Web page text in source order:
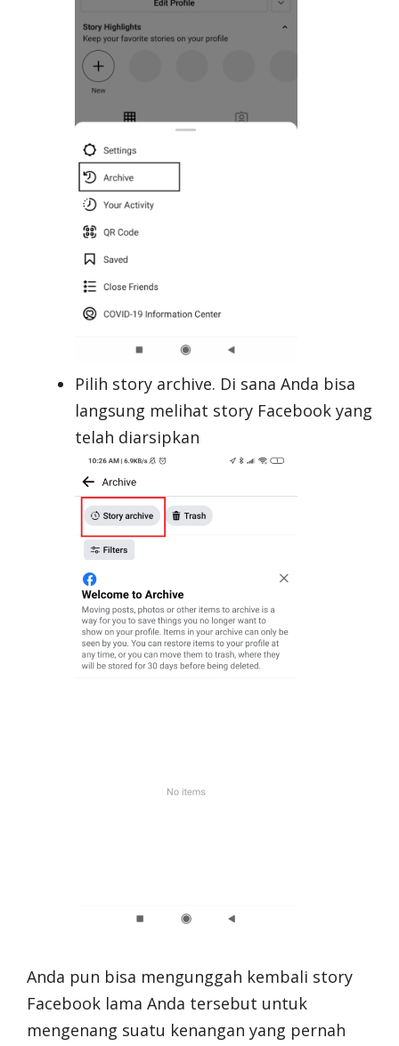
Pilih story archive. Di sana Anda bisa
langsung melihat story Facebook yang
telah diarsipkan
Anda pun bisa mengunggah kembali story
Facebook lama Anda tersebut untuk
mengenang suatu kenangan yang pernah